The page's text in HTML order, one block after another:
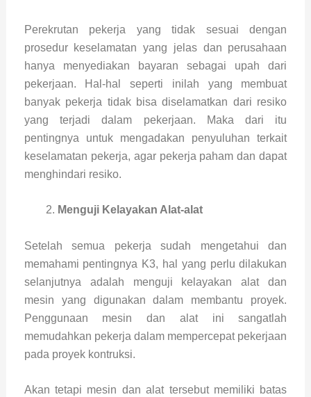
Perekrutan pekerja yang tidak sesuai dengan
prosedur keselamatan yang jelas dan perusahaan
hanya menyediakan bayaran sebagai upah dari
pekerjaan. Hal-hal seperti inilah yang membuat
banyak pekerja tidak bisa diselamatkan dari resiko
yang terjadi dalam pekerjaan. Maka dari itu
pentingnya untuk mengadakan penyuluhan terkait
keselamatan pekerja, agar pekerja paham dan dapat
menghindari resiko.
Menguji Kelayakan Alat-alat
Setelah semua pekerja sudah mengetahui dan
memahami pentingnya K3, hal yang perlu dilakukan
selanjutnya adalah menguji kelayakan alat dan
mesin yang digunakan dalam membantu proyek.
Penggunaan mesin dan alat ini sangatlah
memudahkan pekerja dalam mempercepat pekerjaan
pada proyek kontruksi.
Akan tetapi mesin dan alat tersebut memiliki batas